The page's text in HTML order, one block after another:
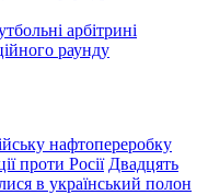
арбітрині
раунду
нафтопереробку
проти Росії Двадцять
в український полон